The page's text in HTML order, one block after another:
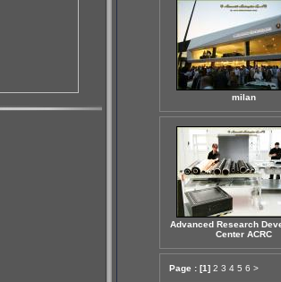
milan
Advanced Research
Center ACRC
Page : [1] 2 3 4 5 6 >